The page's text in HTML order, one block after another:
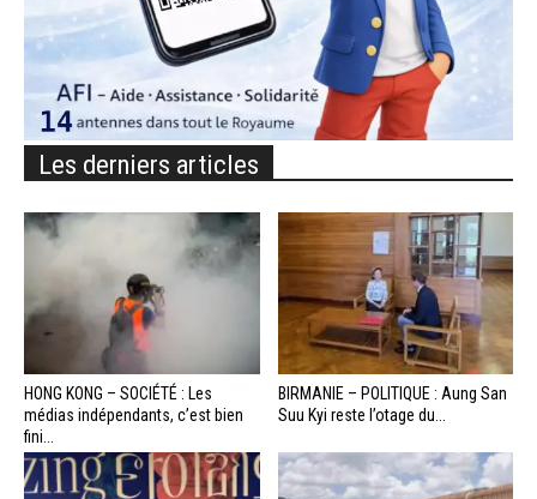
Les derniers articles
HONG KONG – SOCIÉTÉ : Les
médias indépendants, c’est bien
fini...
BIRMANIE – POLITIQUE : Aung San
Suu Kyi reste l’otage du...